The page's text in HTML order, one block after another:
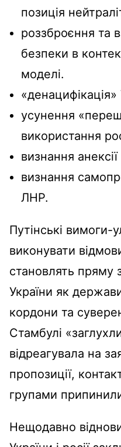
позиція
роззброєння та
безпеки в
моделі.
«денацифікація»
усунення
використання
визнання
визнання
ЛНР.
Путінські вимоги-
виконувати
становлять пряму
України як
кордони та
Стамбулі
відреагувала на
пропозиції,
групами
Нещодавно